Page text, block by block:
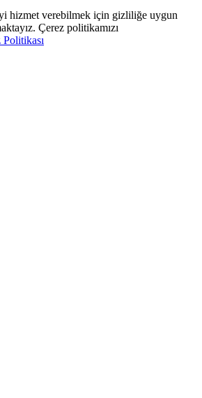
hizmet verebilmek için gizliliğe uygun
Çerez politikamızı
Politikası